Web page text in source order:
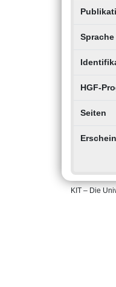
Sprache
HGF-
Seiten
KIT – Die